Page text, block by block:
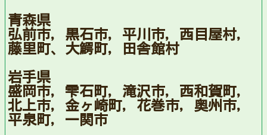
青森県
弘前市，黒石市，平川市，西目屋村，
藤里町、大鰐町，田舎館村
岩手県
盛岡市，雫石町，滝沢市，西和賀町，
北上市，金ヶ崎町，花巻市，奥州市，
平泉町，一関市